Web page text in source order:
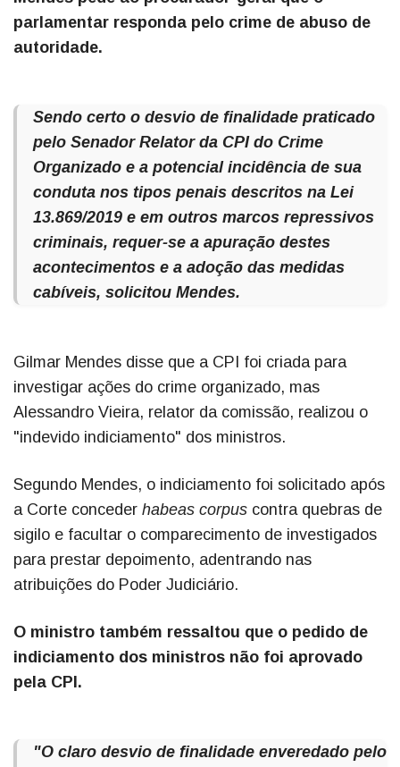
parlamentar responda pelo crime de abuso de
autoridade.
Sendo certo o desvio de finalidade praticado
pelo Senador Relator da CPI do Crime
Organizado e a potencial incidência de sua
conduta nos tipos penais descritos na Lei
13.869/2019 e em outros marcos repressivos
criminais, requer-se a apuração destes
acontecimentos e a adoção das medidas
cabíveis, solicitou Mendes.
Gilmar Mendes disse que a CPI foi criada para
investigar ações do crime organizado, mas
Alessandro Vieira, relator da comissão, realizou o
"indevido indiciamento" dos ministros.
Segundo Mendes, o indiciamento foi solicitado após
a Corte conceder habeas corpus contra quebras de
sigilo e facultar o comparecimento de investigados
para prestar depoimento, adentrando nas
atribuições do Poder Judiciário.
O ministro também ressaltou que o pedido de
indiciamento dos ministros não foi aprovado
pela CPI.
"O claro desvio de finalidade enveredado pelo